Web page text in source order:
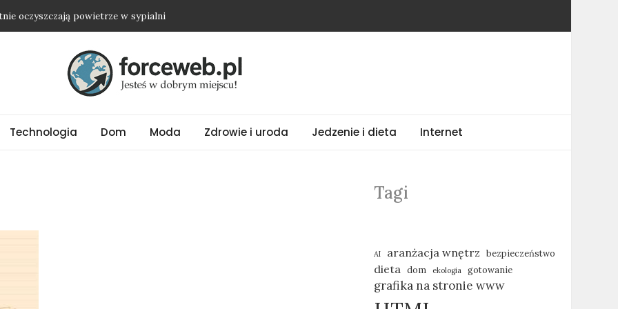
oczyszczają powietrze w sypialni
nawet najprostszy strój
oversize?
biżuterię ze stali chirurgicznej?
Technologia Dom Moda Zdrowie i uroda Jedzenie i dieta Internet
Tagi
AI aranżacja wnętrz bezpieczeństwo
dieta dom ekologia gotowanie
grafika na stronie www